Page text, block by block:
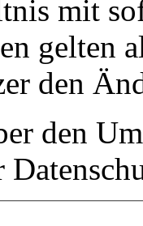
mit
gelten
den
den